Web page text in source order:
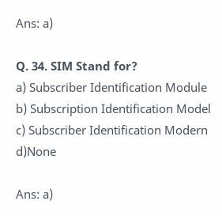
Ans: a)
Q. 34. SIM Stand for?
a) Subscriber Identification Module
b) Subscription Identification Model
c) Subscriber Identification Modern
d)None
Ans: a)